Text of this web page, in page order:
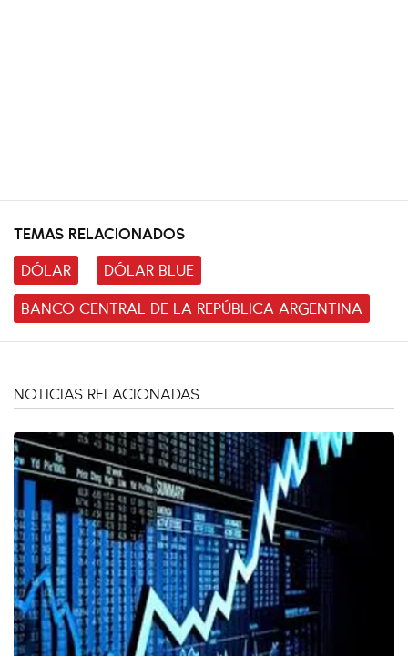
TEMAS RELACIONADOS
DÓLAR
DÓLAR BLUE
BANCO CENTRAL DE LA REPÚBLICA ARGENTINA
NOTICIAS RELACIONADAS